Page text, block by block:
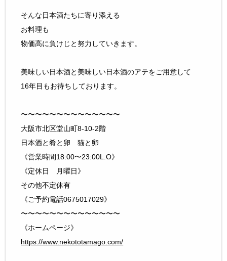
そんな日本酒たちに寄り添える
お料理も
物価高に負けじと努力していきます。
美味しい日本酒と美味しい日本酒のアテをご用意して
16年目もお待ちしております。
〜〜〜〜〜〜〜〜〜〜〜〜〜〜
大阪市北区堂山町8-10-2階
日本酒と肴と卵 猫と卵
《営業時間18:00〜23:00L.O》
《定休日 月曜日》
その他不定休有
《ご予約電話0675017029》
〜〜〜〜〜〜〜〜〜〜〜〜〜〜
《ホームページ》
https://www.nekototamago.com/